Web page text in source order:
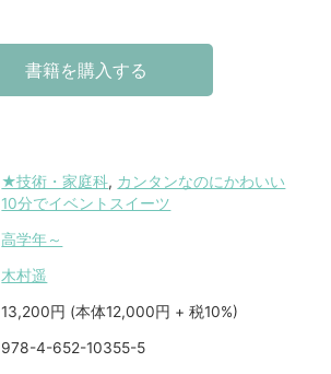
書籍を購入する
★技術・家庭科, カンタンなのにかわいい
10分でイベントスイーツ
高学年～
木村遥
13,200円 (本体12,000円 + 税10%)
978-4-652-10355-5